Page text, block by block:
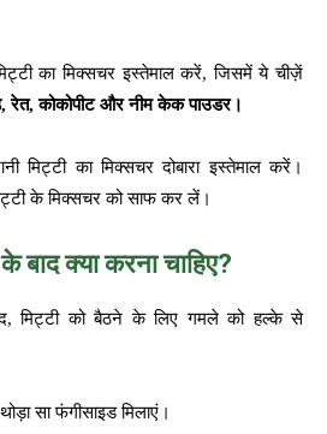
का मिक्सचर इस्तेमाल करें, जिसमें ये चीज़ें
रेत, कोकोपीट और नीम केक पाउडर।
मिट्टी का मिक्सचर दोबारा इस्तेमाल करें।
के मिक्सचर को साफ कर लें।
बाद क्या करना चाहिए?
मिट्टी को बैठने के लिए गमले को हल्के से
सा फंगीसाइड मिलाएं।